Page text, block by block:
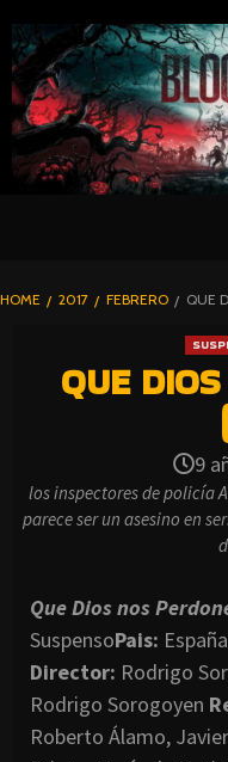
TO
CONTENT
HOME 2017 FEBRERO QUE
QUE
9
los inspectores de policía
parece ser un asesino en
Que Dios nos
SuspensoPais: España
Director: Rodrigo
Rodrigo Sorogoyen
Roberto Álamo,